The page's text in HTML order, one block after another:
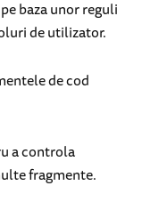
baza unor reguli
de utilizator.
de cod
a controla
fragmente.